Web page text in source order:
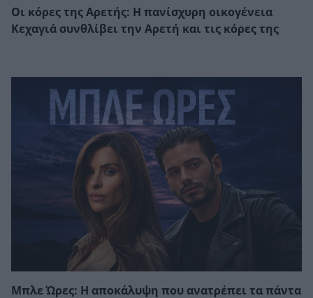
Οι κόρες της Αρετής: Η πανίσχυρη οικογένεια
Κεχαγιά συνθλίβει την Αρετή και τις κόρες της
Μπλε Ώρες: Η αποκάλυψη που ανατρέπει τα πάντα